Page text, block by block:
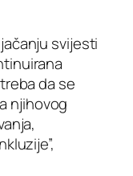
svijesti
da se
njihovog